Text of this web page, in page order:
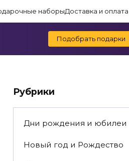
наборыДоставка и оплата
Подобрать подарки
Рубрики
Дни рождения и юбилеи
Новый год и Рождество